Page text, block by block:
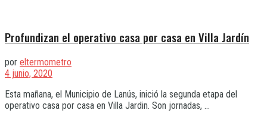
Profundizan el operativo casa por casa en Villa Jardín
por eltermometro
4 junio, 2020
Esta mañana, el Municipio de Lanús, inició la segunda etapa del
operativo casa por casa en Villa Jardin. Son jornadas, ...